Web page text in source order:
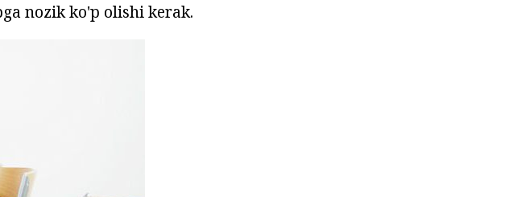
nozik ko'p olishi kerak.